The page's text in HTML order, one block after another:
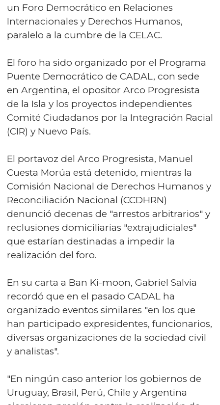
un Foro Democrático en Relaciones
Internacionales y Derechos Humanos,
paralelo a la cumbre de la CELAC.
El foro ha sido organizado por el Programa
Puente Democrático de CADAL, con sede
en Argentina, el opositor Arco Progresista
de la Isla y los proyectos independientes
Comité Ciudadanos por la Integración Racial
(CIR) y Nuevo País.
El portavoz del Arco Progresista, Manuel
Cuesta Morúa está detenido, mientras la
Comisión Nacional de Derechos Humanos y
Reconciliación Nacional (CCDHRN)
denunció decenas de "arrestos arbitrarios" y
reclusiones domiciliarias "extrajudiciales"
que estarían destinadas a impedir la
realización del foro.
En su carta a Ban Ki-moon, Gabriel Salvia
recordó que en el pasado CADAL ha
organizado eventos similares "en los que
han participado expresidentes, funcionarios,
diversas organizaciones de la sociedad civil
y analistas".
"En ningún caso anterior los gobiernos de
Uruguay, Brasil, Perú, Chile y Argentina